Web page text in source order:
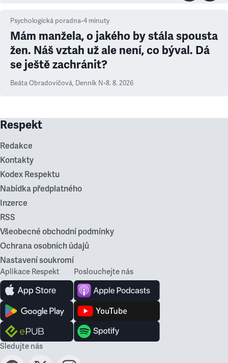
Psychologická poradna•4 minuty
Mám manžela, o jakého by stála spousta
žen. Náš vztah už ale není, co býval. Dá
se ještě zachránit?
Beáta Obradovičová, Denník N•8. 8. 2026
Respekt
Redakce
Kontakty
Kodex Respektu
Nabídka předplatného
Inzerce
RSS
Všeobecné obchodní podmínky
Ochrana osobních údajů
Nastavení soukromí
Aplikace Respekt Poslouchejte nás
Sledujte nás